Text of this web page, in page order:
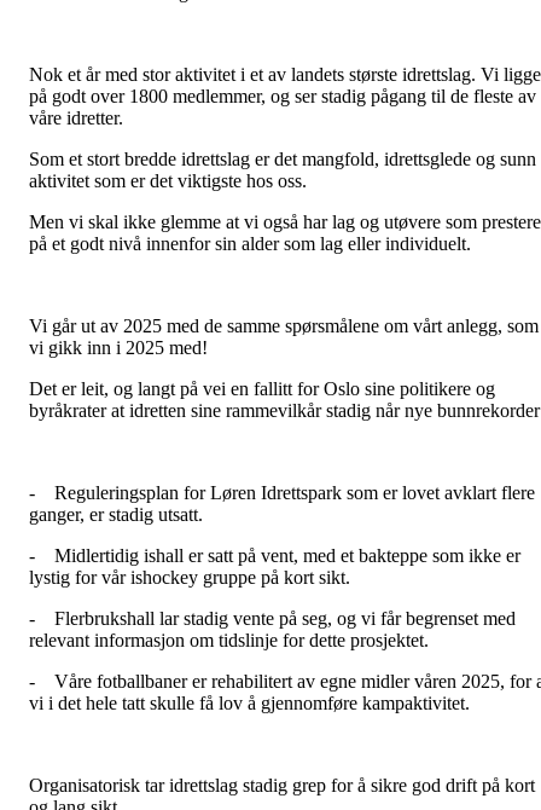
Nok et år med stor aktivitet i et av landets største idrettslag. Vi
på godt over 1800 medlemmer, og ser stadig pågang til de fleste av
våre idretter.
Som et stort bredde idrettslag er det mangfold, idrettsglede og sunn
aktivitet som er det viktigste hos oss.
Men vi skal ikke glemme at vi også har lag og utøvere som
på et godt nivå innenfor sin alder som lag eller individuelt.
Vi går ut av 2025 med de samme spørsmålene om vårt anlegg, som
vi gikk inn i 2025 med!
Det er leit, og langt på vei en fallitt for Oslo sine politikere og
byråkrater at idretten sine rammevilkår stadig når nye
- Reguleringsplan for Løren Idrettspark som er lovet avklart flere
ganger, er stadig utsatt.
- Midlertidig ishall er satt på vent, med et bakteppe som ikke er
lystig for vår ishockey gruppe på kort sikt.
- Flerbrukshall lar stadig vente på seg, og vi får begrenset med
relevant informasjon om tidslinje for dette prosjektet.
- Våre fotballbaner er rehabilitert av egne midler våren 2025, for
vi i det hele tatt skulle få lov å gjennomføre kampaktivitet.
Organisatorisk tar idrettslag stadig grep for å sikre god drift på kort